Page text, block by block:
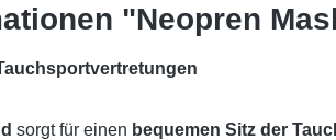
"Neopren
sorgt für einen bequemen Sitz der